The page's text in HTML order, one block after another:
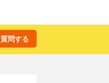
質問する